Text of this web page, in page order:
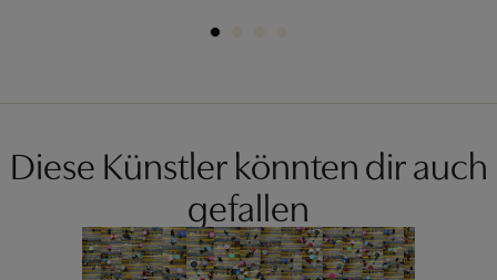
Diese Künstler könnten dir auch
gefallen